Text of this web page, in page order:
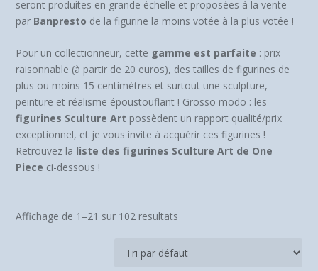
seront produites en grande échelle et proposées à la vente
par Banpresto de la figurine la moins votée à la plus votée !
Pour un collectionneur, cette gamme est parfaite : prix
raisonnable (à partir de 20 euros), des tailles de figurines de
plus ou moins 15 centimètres et surtout une sculpture,
peinture et réalisme époustouflant ! Grosso modo : les
figurines Sculture Art possèdent un rapport qualité/prix
exceptionnel, et je vous invite à acquérir ces figurines !
Retrouvez la liste des figurines Sculture Art de One
Piece ci-dessous !
Affichage de 1–21 sur 102 resultats